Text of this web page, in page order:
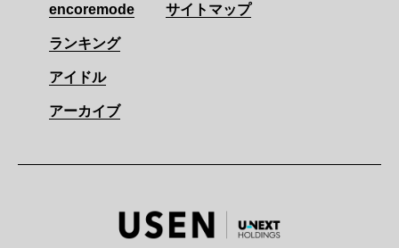
encoremode
ランキング
アイドル
アーカイブ
サイトマップ